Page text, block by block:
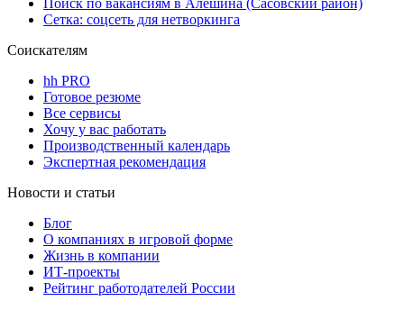
Поиск по вакансиям в Алёшина (Сасовский район)
Сетка: соцсеть для нетворкинга
Соискателям
hh PRO
Готовое резюме
Все сервисы
Хочу у вас работать
Производственный календарь
Экспертная рекомендация
Новости и статьи
Блог
О компаниях в игровой форме
Жизнь в компании
ИТ-проекты
Рейтинг работодателей России